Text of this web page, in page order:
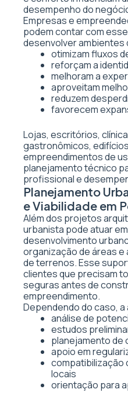
desempenho do
Empresas e
podem contar com
desenvolver ambientes
otimizam fluxos
reforçam a
melhoram a
aproveitam
reduzem
favorecem
Lojas, escritórios,
gastronômicos,
empreendimentos de
planejamento técnico
profissional e
Planejamento
e Viabilidade em
Além dos projetos
urbanista pode atuar
desenvolvimento
organização de áreas
de terrenos. Esse
clientes que precisam
seguras antes de
empreendimento.
Dependendo do caso,
análise de
estudos
planejamento de
apoio em
compatibilização
locais
orientação para